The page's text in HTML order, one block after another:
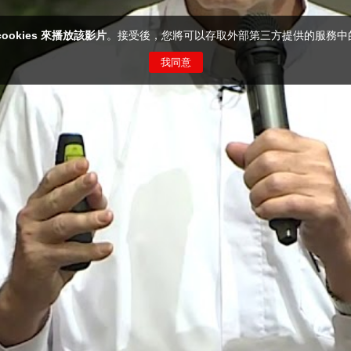
來播放該影片。接受後，您將可以存取外部第三方提供的服務中
我同意